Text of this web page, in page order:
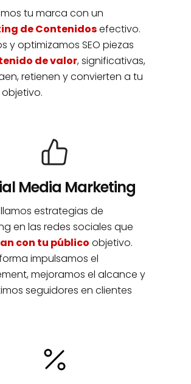
tu marca con un
de Contenidosefectivo.
y optimizamos SEO piezas
de valor, significativas,
retienen y convierten a tu
Media Marketing
estrategias de
en las redes sociales que
con tu público objetivo.
impulsamos el
mejoramos el alcance y
seguidores en clientes